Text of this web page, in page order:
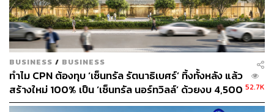
TAGS: Market place
CPN
บริษัท เซ็นทรัลพัฒนา จำกัด (มหาชน)
Community Mall
วุฒิเกียรติ เตชะมงคลาภิวัฒน์
เซ็นทรัลพัฒนา
BUSINESS / BUSINESS
ทำไม CPN ต้องทุบ ‘เซ็นทรัล รัตนาธิเบศร์’ ทิ้งทั้งหลัง แล้ว
สร้างใหม่ 100% เป็น ‘เซ็นทรัล นอร์ทวิลล์’ ด้วยงบ 4,500
ล้านบาท
52.7K